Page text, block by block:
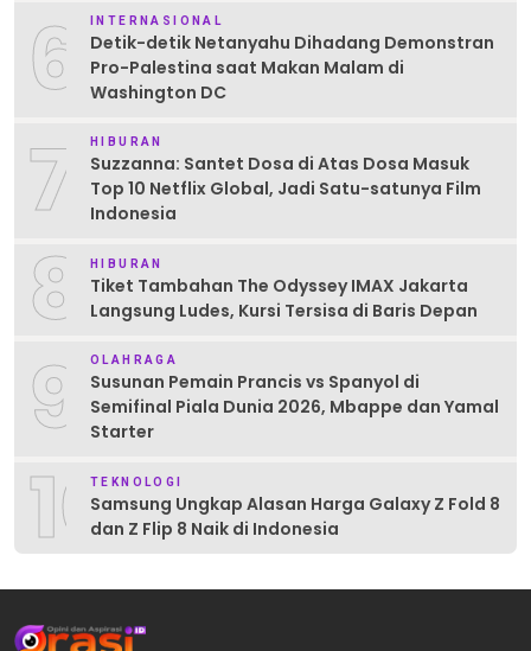
6 INTERNASIONAL
Detik-detik Netanyahu Dihadang Demonstran
Pro-Palestina saat Makan Malam di
Washington DC
7 HIBURAN
Suzzanna: Santet Dosa di Atas Dosa Masuk
Top 10 Netflix Global, Jadi Satu-satunya Film
Indonesia
8 HIBURAN
Tiket Tambahan The Odyssey IMAX Jakarta
Langsung Ludes, Kursi Tersisa di Baris Depan
9 OLAHRAGA
Susunan Pemain Prancis vs Spanyol di
Semifinal Piala Dunia 2026, Mbappe dan Yamal
Starter
10TEKNOLOGI
Samsung Ungkap Alasan Harga Galaxy Z Fold 8
dan Z Flip 8 Naik di Indonesia